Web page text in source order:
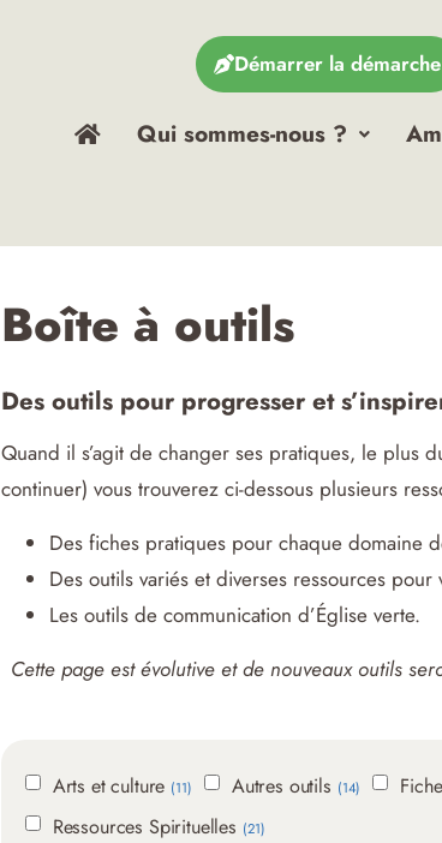
Démarrer la démarche
Qui sommes-nous ?
Boîte à outils
Des outils pour progresser et
Quand il s’agit de changer ses pratiques, le plus
continuer) vous trouverez ci-dessous plusieurs
Des fiches pratiques pour chaque domaine
Des outils variés et diverses ressources pour
Les outils de communication d’Église verte.
Cette page est évolutive et de nouveaux outils
Arts et culture (11) Autres outils (14)
Ressources Spirituelles (21)